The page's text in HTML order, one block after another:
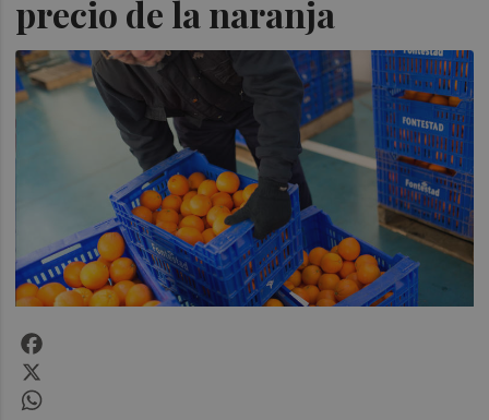
precio de la naranja